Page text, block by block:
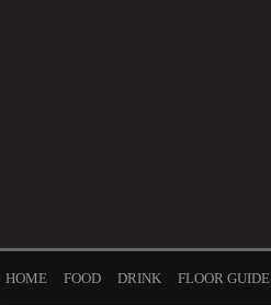
HOME FOOD DRINK FLOOR GUIDE